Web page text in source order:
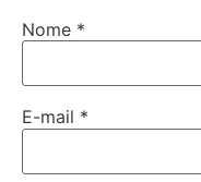
Nome *
E-mail *